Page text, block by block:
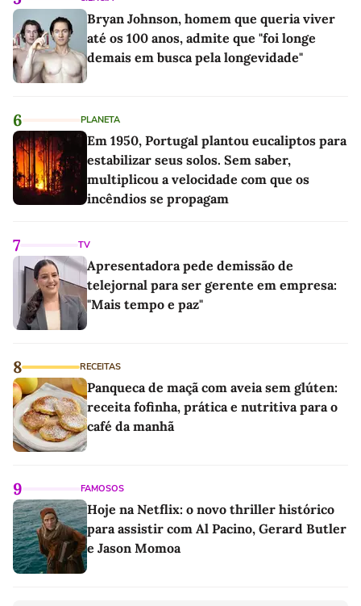
Bryan Johnson, homem que queria viver
até os 100 anos, admite que "foi longe
demais em busca pela longevidade"
6 PLANETA
Em 1950, Portugal plantou eucaliptos para
estabilizar seus solos. Sem saber,
multiplicou a velocidade com que os
incêndios se propagam
7 TV
Apresentadora pede demissão de
telejornal para ser gerente em empresa:
"Mais tempo e paz"
8 RECEITAS
Panqueca de maçã com aveia sem glúten:
receita fofinha, prática e nutritiva para o
café da manhã
9 FAMOSOS
Hoje na Netflix: o novo thriller histórico
para assistir com Al Pacino, Gerard Butler
e Jason Momoa